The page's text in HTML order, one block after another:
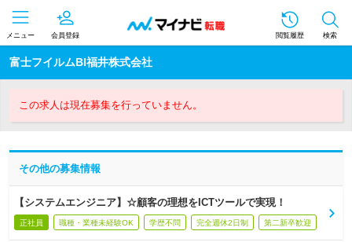
メニュー 会員登録 閲覧履歴 検索
富士フイルムBI福井株式会社
この求人は現在募集を行っていません。
その他の募集情報
【システムエンジニア】☆顧客の理想をICTツールで実現！
正社員 職種・業種未経験OK 学歴不問 完全週休2日制 第二新卒歓迎